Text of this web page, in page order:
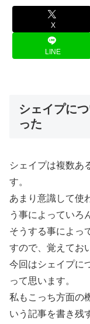
X
LINE
シェイプに
った
シェイプは複数あ
す。
あまり意識して使
う事によっていろ
そうする事によっ
すので、覚えてお
今回はシェイプに
って思います。
私もこっち方面の
いう記事を書き残